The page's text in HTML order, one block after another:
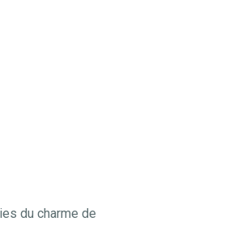
du charme de